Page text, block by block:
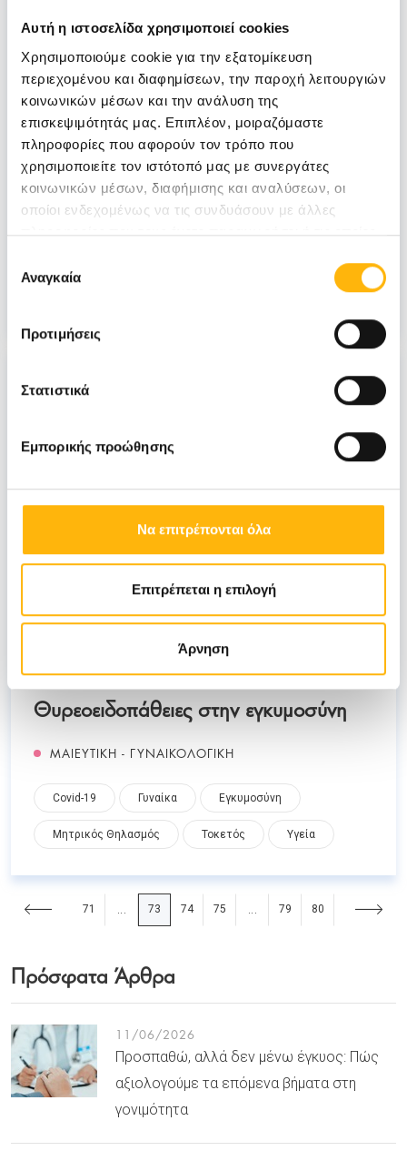
Αυτή η ιστοσελίδα χρησιμοποιεί cookies
Χρησιμοποιούμε cookie για την εξατομίκευση
περιεχομένου και διαφημίσεων, την παροχή λειτουργιών
κοινωνικών μέσων και την ανάλυση της
επισκεψιμότητάς μας. Επιπλέον, μοιραζόμαστε
πληροφορίες που αφορούν τον τρόπο που
χρησιμοποιείτε τον ιστότοπό μας με συνεργάτες
κοινωνικών μέσων, διαφήμισης και αναλύσεων, οι
οποίοι ενδεχομένως να τις συνδυάσουν με άλλες
πληροφορίες που τους έχετε παραχωρήσει ή τις οποίες
των υπηρεσιών τους.
συγκατάθεσης
Αναγκαία
Προτιμήσεις
Στατιστικά
Εμπορικής προώθησης
Να επιτρέπονται όλα
Επιτρέπεται η επιλογή
Άρνηση
ΔΈΣΠΟΙΝΑ ΜΠΑΣΤΆΚΗ
04/06/2021
Η ανάπτυξη του βρέφους, κατά το
πρώτο έτος ζωής
ΚΕΡΑΣΩΤΗΣ ΑΡΙΣΤΕΙΔΗΣ
Θυρεοειδοπάθειες στην εγκυμοσύνη
ΜΑΙΕΥΤΙΚΗ - ΓΥΝΑΙΚΟΛΟΓΙΚΗ
Covid-19 Γυναίκα Εγκυμοσύνη
Μητρικός Θηλασμός Τοκετός Υγεία
71 ... 73 74 75 ... 79 80
Πρόσφατα Άρθρα
11/06/2026
Προσπαθώ, αλλά δεν μένω έγκυος: Πώς
αξιολογούμε τα επόμενα βήματα στη
γονιμότητα